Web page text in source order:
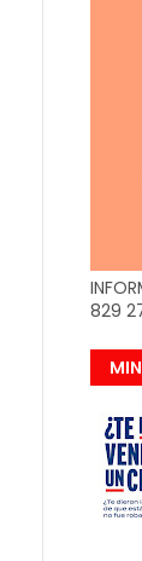
829